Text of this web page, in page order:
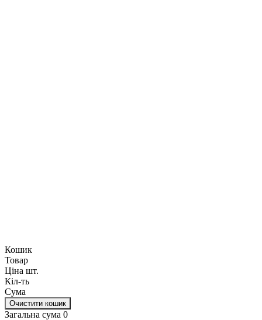
Кошик
Товар
Ціна шт.
Кіл-ть
Сума
Очистити кошик
Загальна сума 0